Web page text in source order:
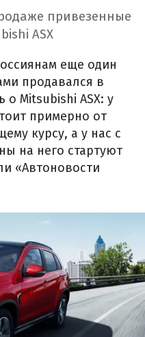
привезенные
ASX
еще один
продавался в
Mitsubishi ASX: у
примерно от
курсу, а у нас с
на него стартуют
«Автоновости